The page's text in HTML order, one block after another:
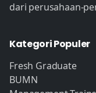
dari perusahaan-
Kategori Populer
Fresh Graduate
BUMN